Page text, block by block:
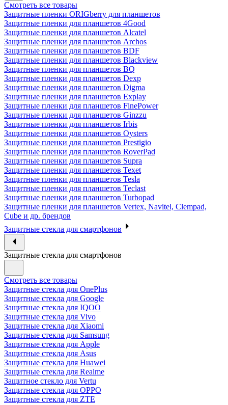
Смотреть все товары
Защитные пленки ORIGberry для планшетов
Защитные пленки для планшетов 4Good
Защитные пленки для планшетов Alcatel
Защитные пленки для планшетов Archos
Защитные пленки для планшетов BDF
Защитные пленки для планшетов Blackview
Защитные пленки для планшетов BQ
Защитные пленки для планшетов Dexp
Защитные пленки для планшетов Digma
Защитные пленки для планшетов Explay
Защитные пленки для планшетов FinePower
Защитные пленки для планшетов Ginzzu
Защитные пленки для планшетов Irbis
Защитные пленки для планшетов Oysters
Защитные пленки для планшетов Prestigio
Защитные пленки для планшетов RoverPad
Защитные пленки для планшетов Supra
Защитные пленки для планшетов Texet
Защитные пленки для планшетов Tesla
Защитные пленки для планшетов Teclast
Защитные пленки для планшетов Turbopad
Защитные пленки для планшетов Vertex, Navitel, Clempad,
Cube и др. брендов
Защитные стекла для смартфонов
Защитные стекла для смартфонов
Смотреть все товары
Защитные стекла для OnePlus
Защитные стекла для Google
Защитные стекла для IQOO
Защитные стекла для Vivo
Защитные стекла для Xiaomi
Защитные стекла для Samsung
Защитные стекла для Apple
Защитные стекла для Asus
Защитные стекла для Huawei
Защитные стекла для Realme
Защитное стекло для Vertu
Защитные стекла для OPPO
Защитные стекла для ZTE